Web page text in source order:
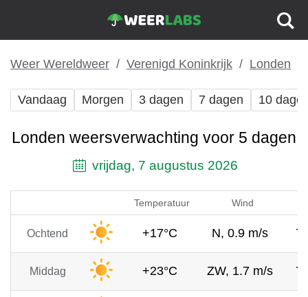
Weer Wereldweer Verenigd Koninkrijk Londen
Vandaag Morgen 3 dagen 7 dagen 10
Londen weersverwachting voor 5 dagen
vrijdag, 7 augustus 2026
Temperatuur Wind
Ochtend +17°C N, 0.9 m/s
Middag +23°C ZW, 1.7 m/s